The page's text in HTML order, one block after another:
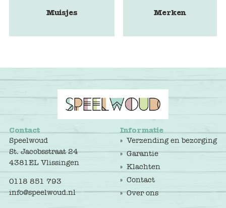
Muisjes Merken
Contact
Speelwoud
St. Jacobsstraat 24
4381EL Vlissingen
0118 851 793
info@speelwoud.nl
Informatie
Verzending en bezorging
Garantie
Klachten
Contact
Over ons